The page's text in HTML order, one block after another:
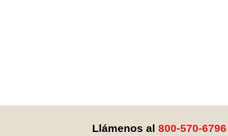
Llámenos al 800-570-6796